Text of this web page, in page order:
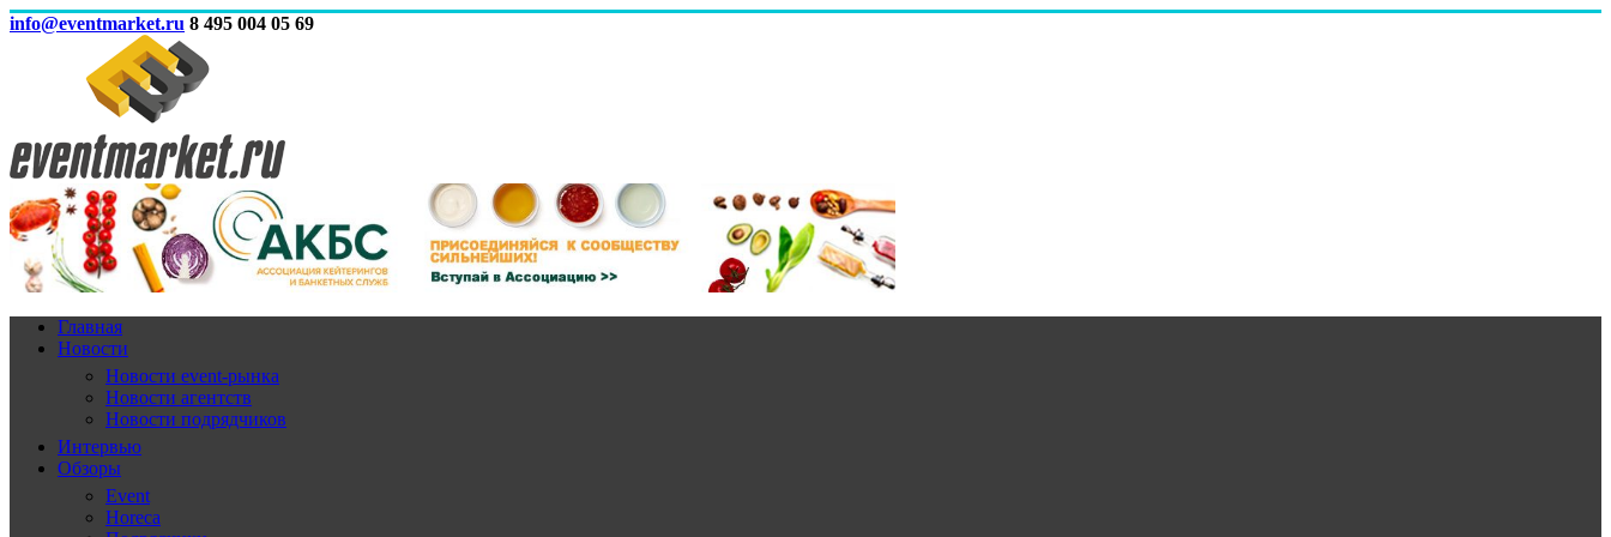
info@eventmarket.ru 8 495 004 05 69
Главная
Новости
Новости event-рынка
Новости агентств
Новости подрядчиков
Интервью
Обзоры
Event
Horeca